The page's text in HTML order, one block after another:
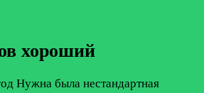
хороший
Нужна была нестандартная